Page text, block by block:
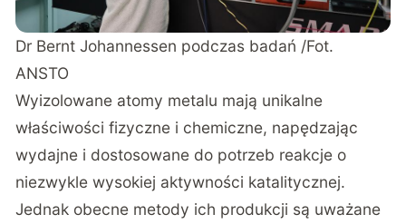
Dr Bernt Johannessen podczas badań /Fot.
ANSTO
Wyizolowane atomy metalu mają unikalne
właściwości fizyczne i chemiczne, napędzając
wydajne i dostosowane do potrzeb reakcje o
niezwykle wysokiej aktywności katalitycznej.
Jednak obecne metody ich produkcji są uważane